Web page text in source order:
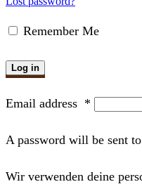
Remember Me
Log in
Email address *
A password will be sent
Wir verwenden deine